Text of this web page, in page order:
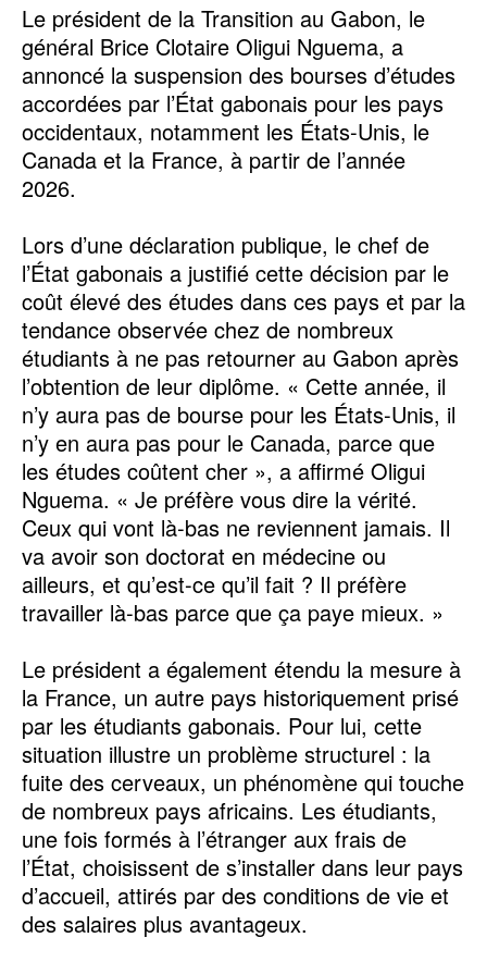
Le président de la Transition au Gabon, le
général Brice Clotaire Oligui Nguema, a
annoncé la suspension des bourses d’études
accordées par l’État gabonais pour les pays
occidentaux, notamment les États-Unis, le
Canada et la France, à partir de l’année
2026.
Lors d’une déclaration publique, le chef de
l’État gabonais a justifié cette décision par le
coût élevé des études dans ces pays et par la
tendance observée chez de nombreux
étudiants à ne pas retourner au Gabon après
l’obtention de leur diplôme. « Cette année, il
n’y aura pas de bourse pour les États-Unis, il
n’y en aura pas pour le Canada, parce que
les études coûtent cher », a affirmé Oligui
Nguema. « Je préfère vous dire la vérité.
Ceux qui vont là-bas ne reviennent jamais. Il
va avoir son doctorat en médecine ou
ailleurs, et qu’est-ce qu’il fait ? Il préfère
travailler là-bas parce que ça paye mieux. »
Le président a également étendu la mesure à
la France, un autre pays historiquement prisé
par les étudiants gabonais. Pour lui, cette
situation illustre un problème structurel : la
fuite des cerveaux, un phénomène qui touche
de nombreux pays africains. Les étudiants,
une fois formés à l’étranger aux frais de
l’État, choisissent de s’installer dans leur pays
d’accueil, attirés par des conditions de vie et
des salaires plus avantageux.